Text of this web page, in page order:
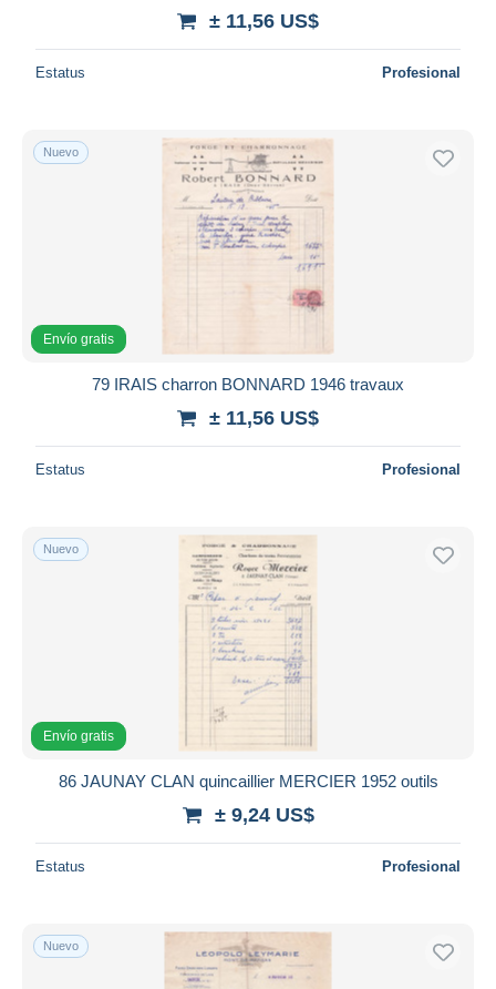
± 11,56 US$
Estatus Profesional
Nuevo
Envío gratis
79 IRAIS charron BONNARD 1946 travaux
± 11,56 US$
Estatus Profesional
Nuevo
Envío gratis
86 JAUNAY CLAN quincaillier MERCIER 1952 outils
± 9,24 US$
Estatus Profesional
Nuevo